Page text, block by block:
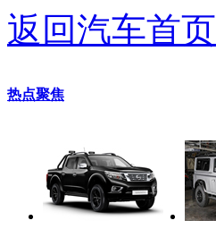
返回汽车首页
热点聚焦